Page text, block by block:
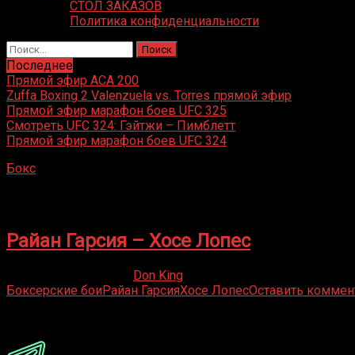
СТОЛ ЗАКАЗОВ
Политика конфиденциальности
Найти:
Последнее
Прямой эфир ACA 200
Zuffa Boxing 2 Valenzuela vs. Torres прямой эфир
Прямой эфир марафон боев UFC 325
Смотреть UFC 324: Гэйтжи – Пимблетт
Прямой эфир марафон боев UFC 324
Бокс
Райан Гарсия – Хосе Лопес
Don King
Боксерские боиРайан ГарсияХосе ЛопесОставить